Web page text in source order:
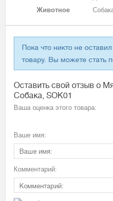
Животное
Пока что никто не
товару. Вы можете стать
Оставить свой отзыв о
Собака, SOK01
Ваша оценка этого товара:
Ваше имя:
Комментарий: